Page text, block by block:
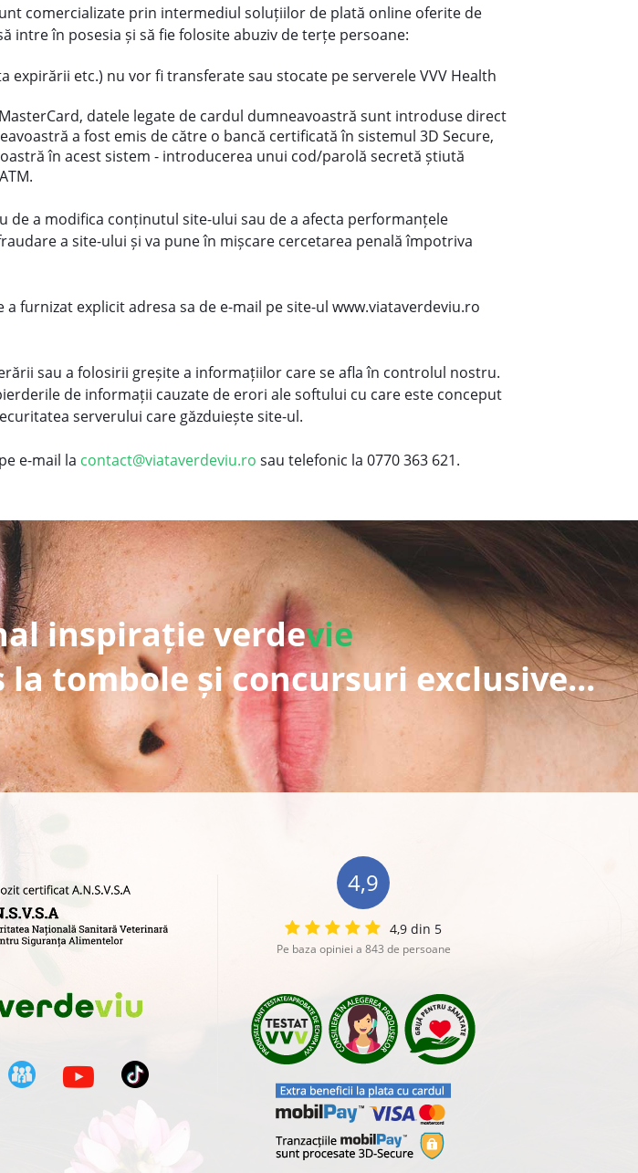
comercializate prin intermediul soluțiilor de plată online oferite de
intre în posesia și să fie folosite abuziv de terțe persoane:
etc.) nu vor fi transferate sau stocate pe serverele VVV Health
datele legate de cardul dumneavoastră sunt introduse direct
a fost emis de către o bancă certificată în sistemul 3D Secure,
în acest sistem - introducerea unui cod/parolă secretă știută
de a modifica conținutul site-ului sau de a afecta performanțele
a site-ului și va pune în mișcare cercetarea penală împotriva
furnizat explicit adresa sa de e-mail pe site-ul www.viataverdeviu.ro
sau a folosirii greșite a informațiilor care se afla în controlul nostru.
de informații cauzate de erori ale softului cu care este conceput
serverului care găzduiește site-ul.
e-mail la contact@viataverdeviu.ro sau telefonic la 0770 363 621.
inspirație verdevie
tombole și concursuri exclusive...
4,9
4,9 din 5
Pe baza opiniei a 843 de persoane